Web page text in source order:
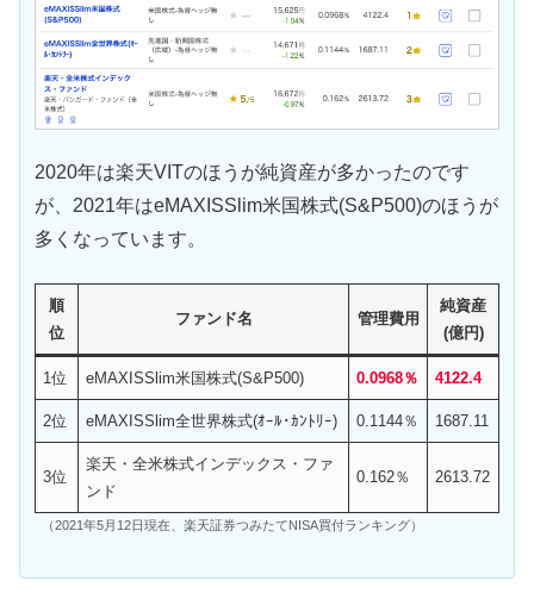
2020年は楽天VITのほうが純資産が多かったのです
が、2021年はeMAXISSlim米国株式(S&P500)のほうが
多くなっています。
順
位
ファンド名 管理費用
純資産
(億円)
1位 eMAXISSlim米国株式(S&P500) 0.0968％ 4122.4
2位 eMAXISSlim全世界株式(ｵｰﾙ･ｶﾝﾄﾘｰ) 0.1144％ 1687.11
3位
楽天・全米株式インデックス・ファ
ンド
0.162％ 2613.72
（2021年5月12日現在、楽天証券つみたてNISA買付ランキング）